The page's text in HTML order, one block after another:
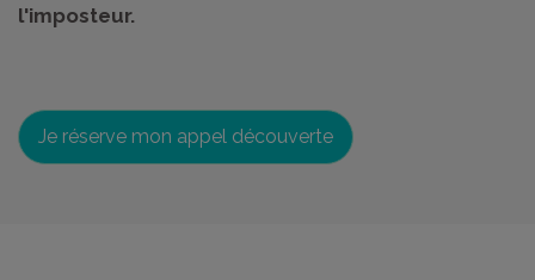
l'imposteur.
Je réserve mon appel découverte